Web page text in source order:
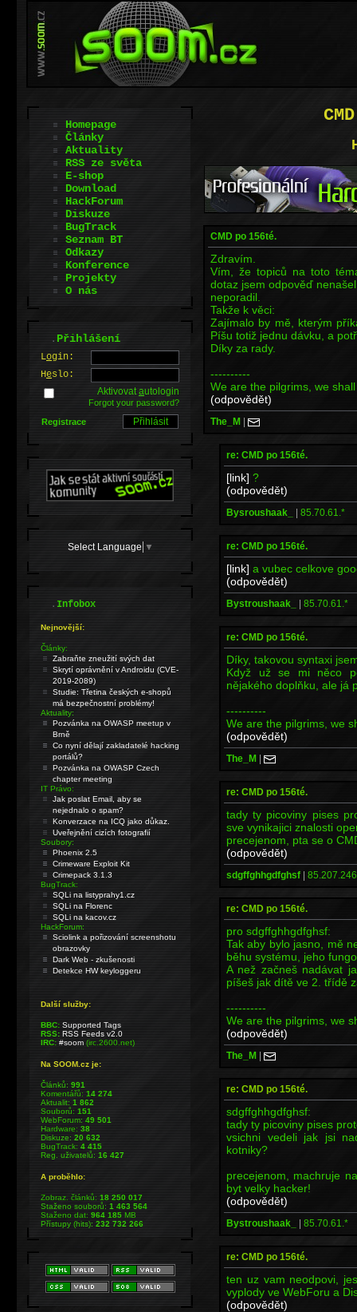
CMD po 156té.
Zdravím.
Vím, že topiců na toto
dotaz jsem odpověď
neporadil.
Takže k věci:
Zajímalo by mě, kterým
Píšu totiž jednu dávku, a
Díky za rady.
----------
We are the pilgrims, we
(odpovědět)
The_M |
re: CMD po 156té.
[link] ?
(odpovědět)
Bysroushaak_ | 85.70.61.*
re: CMD po 156té.
[link] a vubec celkove
(odpovědět)
Bystroushaak_ | 85.70.61.*
re: CMD po 156té.
Díky, takovou syntaxi
Když už se mi něco
nějakého doplňku, ale já
----------
We are the pilgrims, we
(odpovědět)
The_M |
re: CMD po 156té.
tady ty picoviny pises
sve vynikajici znalosti
precejenom, pta se o
(odpovědět)
sdgffghhgdfghsf |
re: CMD po 156té.
pro sdgffghhgdfghsf:
Tak aby bylo jasno, mě
běhu systému, jeho
A než začneš nadávat
píšeš jak dítě ve 2. třídě
----------
We are the pilgrims, we
(odpovědět)
The_M |
re: CMD po 156té.
sdgffghhgdfghsf:
tady ty picoviny pises
vsichni vedeli jak jsi
kotniky?
precejenom, machruje
byt velky hacker!
(odpovědět)
Bystroushaak_ | 85.70.61.*
re: CMD po 156té.
ten uz vam neodpovi,
vyplody ve WebForu a
(odpovědět)
Homepage
Články
Aktuality
RSS ze světa
E-shop
Download
HackForum
Diskuze
BugTrack
Seznam BT
Odkazy
Konference
Projekty
O nás
.Přihlášení
Login:
Heslo:
Aktivovatautologin
Forgot your password?
Registrace
Select Language ▼
.Infobox
Nejnovější:
Články:
Zabraňte zneužití svých dat
Skrytí oprávnění v Androidu (CVE-
2019-2089)
Studie: Třetina českých e-shopů
má bezpečnostní problémy!
Aktuality:
Pozvánka na OWASP meetup v
Brně
Co nyní dělají zakladatelé hacking
portálů?
Pozvánka na OWASP Czech
chapter meeting
IT Právo:
Jak poslat Email, aby se
nejednalo o spam?
Konverzace na ICQ jako důkaz.
Uveřejnění cizích fotografií
Soubory:
Phoenix 2.5
Crimeware Exploit Kit
Crimepack 3.1.3
BugTrack:
SQLi na listyprahy1.cz
SQLi na Florenc
SQLi na kacov.cz
HackForum:
Sciolink a pořizování screenshotu
obrazovky
Dark Web - zkušenosti
Detekce HW keyloggeru
Další služby:
BBC: Supported Tags
RSS: RSS Feeds v2.0
IRC: #soom(irc.2600.net)
Na SOOM.cz je:
Článků:991
Komentářů:14 274
Aktualit:1 862
Souborů:151
WebForum:49 501
Hardware:38
Diskuze:20 632
BugTrack:4 415
Reg. uživatelů:16 427
A proběhlo:
Zobraz. článků:18 250 017
Staženo souborů:1 463 564
Staženo dat:964 185MB
Přístupy (hits):232 732 266